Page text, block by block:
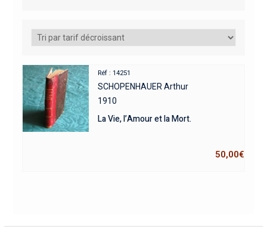
Réf : 14251
SCHOPENHAUER Arthur
1910
La Vie, l’Amour et la Mort.
50,00€